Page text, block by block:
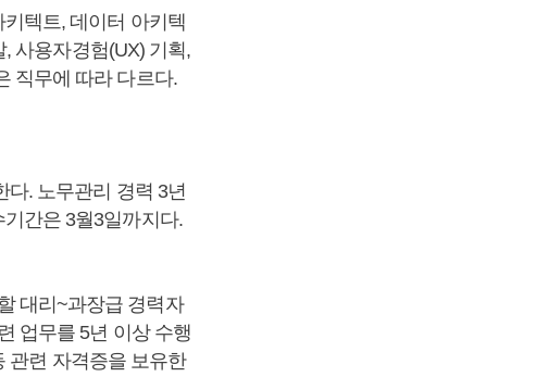
텍트, 데이터 아키텍
사용자경험(UX) 기획,
직무에 따라 다르다.
다. 노무관리 경력 3년
간은 3월3일까지다.
대리~과장급 경력자
업무를 5년 이상 수행
관련 자격증을 보유한